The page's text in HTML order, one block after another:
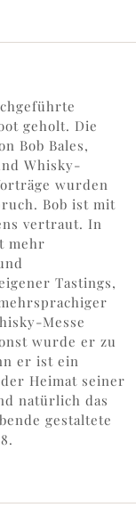
geholt. Die
Bob Bales,
Whisky-
wurden
Bob ist mit
vertraut. In
mehr
Tastings,
Messe
wurde er zu
er ist ein
Heimat seiner
natürlich das
gestaltete